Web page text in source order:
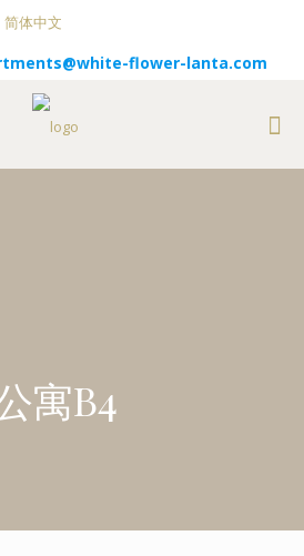
简体中文
flower-lanta.com
寓B4